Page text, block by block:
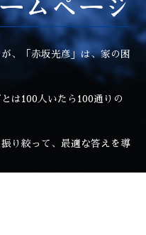
、「赤坂光彦」は、家の困
は100人いたら100通りの
り絞って、最適な答えを導